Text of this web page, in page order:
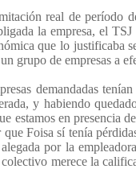
real de
la empresa, el
que lo justificaba
grupo de empresas a
demandadas
y habiendo
estamos en
Foisa sí tenía
por la
merece la